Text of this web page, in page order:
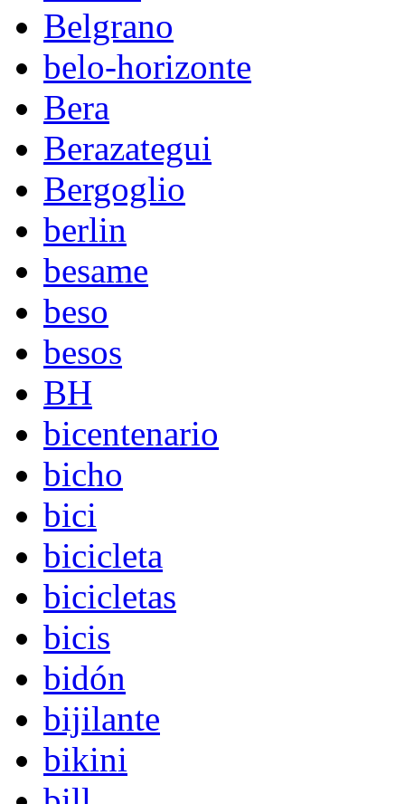
Belgrano
belo-horizonte
Bera
Berazategui
Bergoglio
berlin
besame
beso
besos
BH
bicentenario
bicho
bici
bicicleta
bicicletas
bicis
bidón
bijilante
bikini